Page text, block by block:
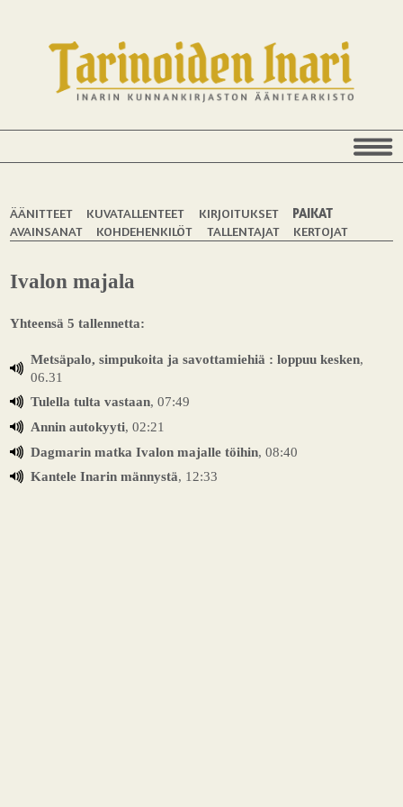
ÄÄNITTEET KUVATALLENTEET KIRJOITUKSET
PAIKAT
AVAINSANAT
KOHDEHENKILÖT TALLENTAJAT KERTOJAT
Ivalon majala
Yhteensä 5 tallennetta:
Metsäpalo, simpukoita ja savottamiehiä : loppuu kesken,
06.31
Tulella tulta vastaan, 07:49
Annin autokyyti, 02:21
Dagmarin matka Ivalon majalle töihin, 08:40
Kantele Inarin männystä, 12:33